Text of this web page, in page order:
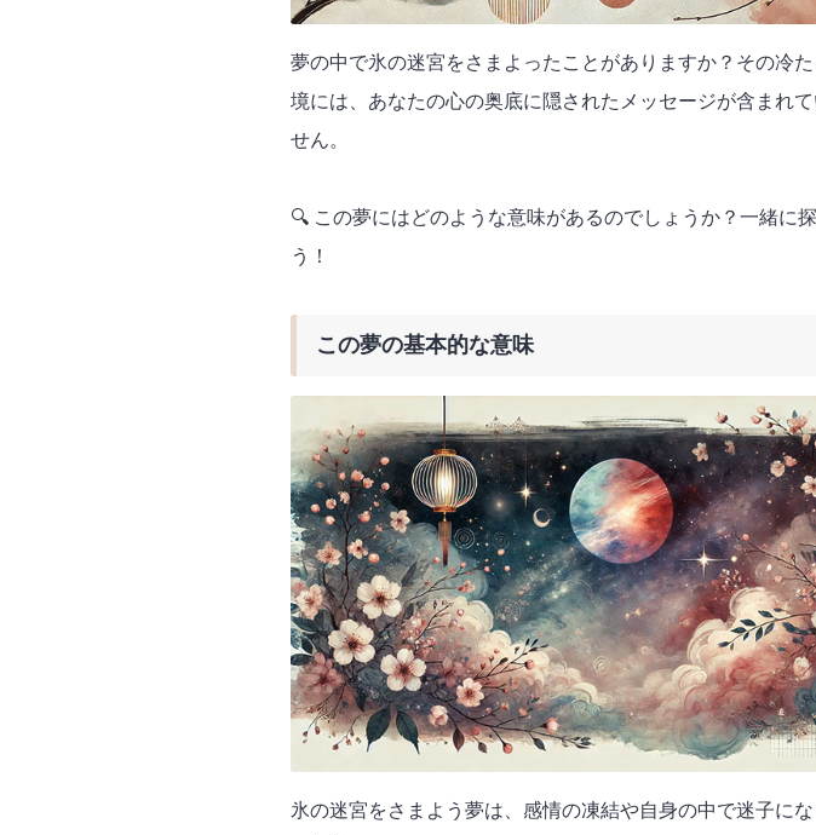
夢の中で氷の迷宮をさまよったことがありますか？その冷
境には、あなたの心の奥底に隠されたメッセージが含まれ
せん。
🔍 この夢にはどのような意味があるのでしょうか？一緒に
う！
この夢の基本的な意味
氷の迷宮をさまよう夢は、感情の凍結や自身の中で迷子に